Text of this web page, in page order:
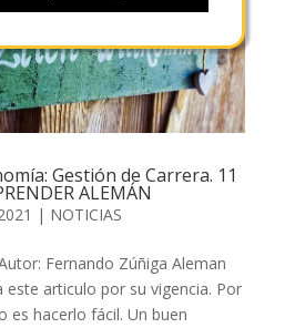
Gestión de Carrera. 11
ALEMÁN
| NOTICIAS
Fernando Zúñiga Aleman
este articulo por su vigencia. Por
es hacerlo fácil. Un buen